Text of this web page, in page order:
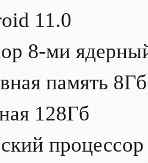
11.0
8-ми
память 8Гб
128Гб
процессор